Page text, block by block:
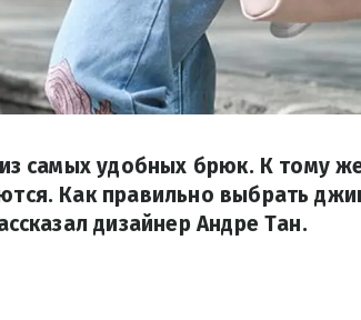
самых удобных брюк. К тому
Как правильно выбрать
дизайнер Андре Тан.